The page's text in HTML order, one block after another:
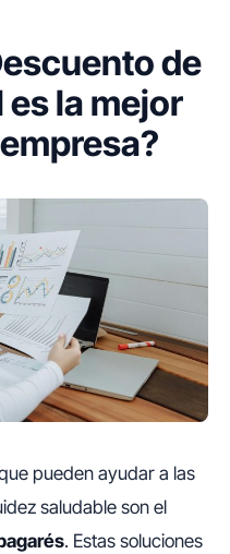
de
es la mejor
pueden ayudar a las
saludable son el
. Estas soluciones